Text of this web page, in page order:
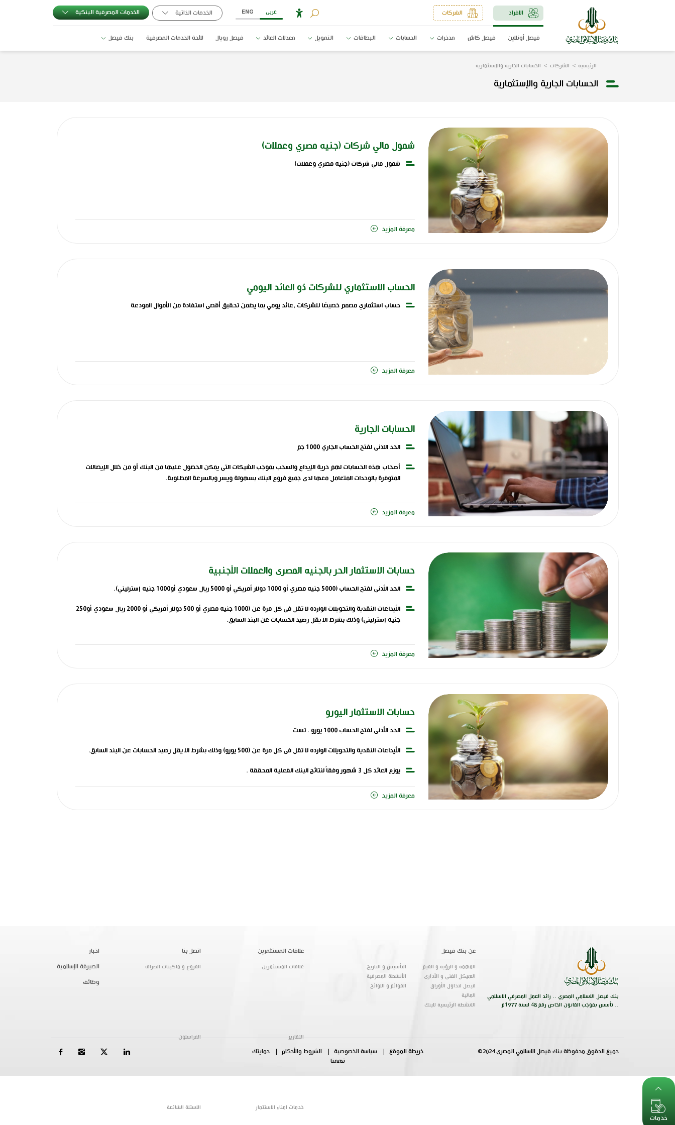
الافراد الشركات عربى ENG الخدمات الذاتية الخدمات المصرفية البنكية
فيصل أونلاين فيصل كاش مدخرات الحسابات البطاقات التمويل معدلات العائد فيصل رويال لائحة الخدمات المصرفية بنك فيصل
الرئيسية الشركات الحسابات الجارية والإستثمارية
الحسابات الجارية والإستثمارية
شمول مالي شركات (جنيه مصري وعملات)
شمول مالي شركات (جنيه مصري وعملات)
معرفة المزيد
الحساب الاستثماري للشركات ذو العائد اليومي
حساب استثماري مصمم خصيصًا للشركات ,عائد يومي بما يضمن تحقيق أقصى استفادة من الأموال المودعة
معرفة المزيد
الحسابات الجارية
الحد الادنى لفتح الحساب الجاري 1000 جم
أصحاب هذه الحسابات لهم حرية الإيداع والسحب بموجب الشيكات التى يمكن الحصول عليها من البنك أو من خلال الإيصالات
المتوفرة بالوحدات المتعامل معها لدى جميع فروع البنك بسهولة ويسر وبالسرعة المطلوبة.
دفع الالتزامات الدورية نيابة عن أصحاب الحسابات الجارية وبناء على تعليماتهم مثل سداد فواتير التليفونات فى موعدها وكذا
معرفة المزيد
حسابات الاستثمار الحر بالجنيه المصرى والعملات الأجنبية
الحد الأدنى لفتح الحساب (5000 جنيه مصري أو 1000 دولار أمريكي أو 5000 ريال سعودي أو1000 جنيه إسترليني).
الأيداعات النقدية والتحويلات الوارده لا تقل فى كل مرة عن (1000 جنيه مصري أو 500 دولار أمريكي أو 2000 ريال سعودي أو250
جنيه إسترليني) وذلك بشرط الا يقل رصيد الحسابات عن البند السابق.
معرفة المزيد
حسابات الاستثمار اليورو
الحد الأدنى لفتح الحساب 1000 يورو . تست
الأيداعات النقدية والتحويلات الوارده لا تقل فى كل مرة عن (500 يورو) وذلك بشرط الا يقل رصيد الحسابات عن البند السابق.
يوزع العائد كل 3 شهور وفقاً لنتائج البنك الفعلية المحققة .
يمنح معدل عائد سنوى يتناسب مع معدلات تشغيل اليورو فى الأسواق العالمية .
معرفة المزيد
بنك فيصل الاسلامي المصري .. رائد العمل المصرفي الاسلامي
.. تأسس بموجب القانون الخاص رقم 48 لسنة 1977م
عن بنك فيصل
المهمة و الرؤية و القيم
التأسيس و التاريخ
الهيكل الفنى و الأدارى
الأنشطة المصرفية
فيصل لتداول الأوراق
المالية
القوائم و اللوائح
الانشطة الرئيسية للبنك
علاقات المستثمرين
علاقات المستثمرين
التقارير
خدمات امناء الاستثمار
اتصل بنا
الفروع و ماكينات الصراف
المراسلون
الاسئلة الشائعة
اخبار
الصيرفة الإسلامية
وظائف
جميع الحقوق محفوظة بنك فيصل الاسلامي المصري 2024© خريطة الموقع سياسة الخصوصية الشروط والأحكام
حمايتك
تهمنا
خدمات